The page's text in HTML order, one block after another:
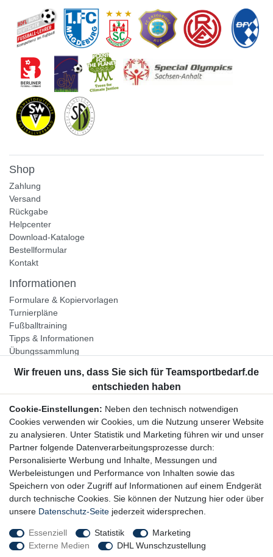
Shop
Zahlung
Versand
Rückgabe
Helpcenter
Download-Kataloge
Bestellformular
Kontakt
Informationen
Formulare & Kopiervorlagen
Turnierpläne
Fußballtraining
Tipps & Informationen
Übungssammlung
Unternehmen
Widerrufsrecht
Bestellung widerrufen
Datenschutzerklärung
AGB
Impressum
Newsletter
Newsletter-Anmeldung
Cookie-Einstellungen: Neben den technisch notwendigen
Cookies verwenden wir Cookies, um die Nutzung unserer Website
zu analysieren. Unter Statistik und Marketing führen wir und unser
Partner folgende Datenverarbeitungsprozesse durch:
Personalisierte Werbung und Inhalte, Messungen und
Werbeleistungen und Performance von Inhalten sowie das
Speichern von oder Zugriff auf Informationen auf einem Endgerät
durch technische Cookies. Sie können der Nutzung hier oder über
unsere Datenschutz-Seite jederzeit widersprechen.
Essenziell Statistik
Marketing
Externe Medien
DHL Wunschzustellung